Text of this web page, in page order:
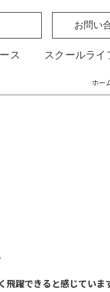
お問い
ス スクールライ
ホー
躍できると感じていま